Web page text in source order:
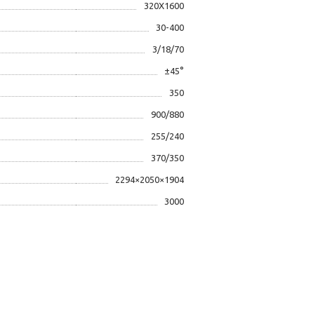
320X1600
30-400
3/18/70
±45°
350
900/880
255/240
370/350
2294×2050×1904
3000